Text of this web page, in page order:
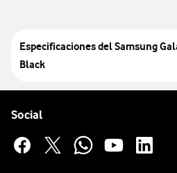
Especificaciones delSamsung
Black
Social